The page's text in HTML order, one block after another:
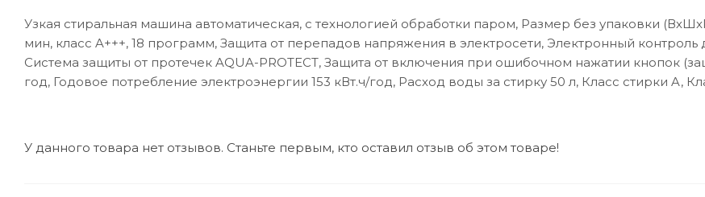
Узкая стиральная машина автоматическая, с технологией обработки паром, Размер без упаковки
мин, класс A+++, 18 программ, Защита от перепадов напряжения в электросети, Электронный
Система защиты от протечек AQUA-PROTECT, Защита от включения при ошибочном нажатии кнопок
год, Годовое потребление электроэнергии 153 кВт.ч/год, Расход воды за стирку 50 л, Класс стирки A,
У данного товара нет отзывов. Станьте первым, кто оставил отзыв об этом товаре!